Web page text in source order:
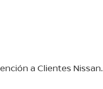
a Clientes Nissan.